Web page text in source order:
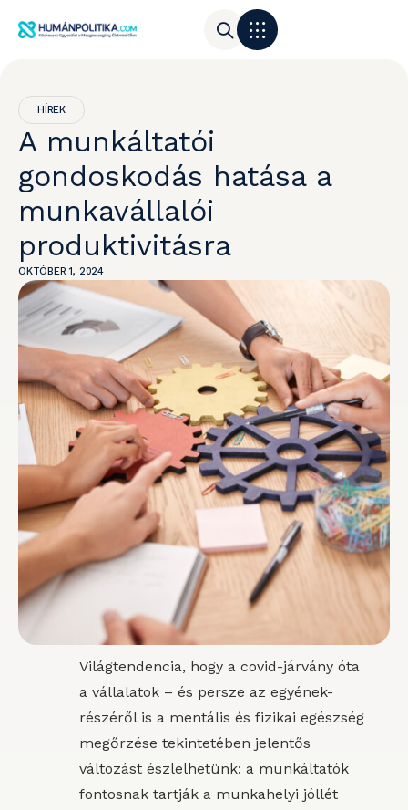
HÍREK
A munkáltatói
gondoskodás hatása a
munkavállalói
produktivitásra
OKTÓBER 1, 2024
Világtendencia, hogy a covid-járvány óta
a vállalatok – és persze az egyének-
részéről is a mentális és fizikai egészség
megőrzése tekintetében jelentős
változást észlelhetünk: a munkáltatók
fontosnak tartják a munkahelyi jóllét